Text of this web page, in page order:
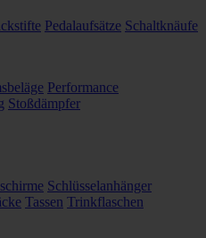
Pedalaufsätze Schaltknäufe
Performance
Stoßdämpfer
Schlüsselanhänger
Tassen Trinkflaschen